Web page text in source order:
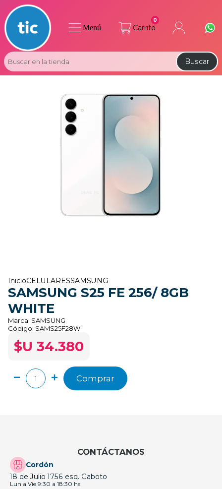
Carrito
0
Buscar
Menú
InicioCELULARESSAMSUNG
SAMSUNG S25 FE 256/ 8GB
WHITE
Marca: SAMSUNG
Código: SAMS25F28W
$U 34.380
Comprar
CONTÁCTANOS
Cordón
18 de Julio 1756 esq. Gaboto
Lun a Vie 9:30 a 18:30 hs